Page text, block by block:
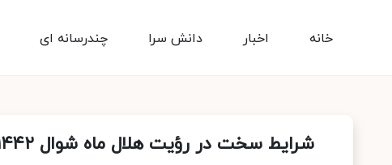
چندرسانه ای دانش سرا اخبار خانه
شرایط سخت در رؤیت هلال ماه شوال ۱۴۴۲ در شامگاه امشب